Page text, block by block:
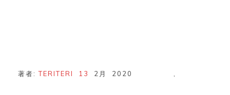
著者:TERITERI 13 2月 2020